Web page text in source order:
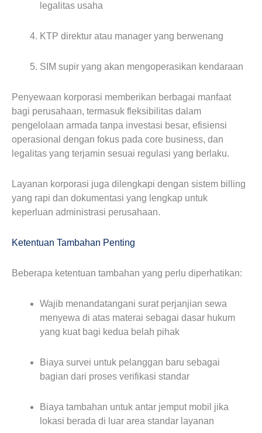
legalitas usaha
KTP direktur atau manager yang berwenang
SIM supir yang akan mengoperasikan kendaraan
Penyewaan korporasi memberikan berbagai manfaat
bagi perusahaan, termasuk fleksibilitas dalam
pengelolaan armada tanpa investasi besar, efisiensi
operasional dengan fokus pada core business, dan
legalitas yang terjamin sesuai regulasi yang berlaku.
Layanan korporasi juga dilengkapi dengan sistem billing
yang rapi dan dokumentasi yang lengkap untuk
keperluan administrasi perusahaan.
Ketentuan Tambahan Penting
Beberapa ketentuan tambahan yang perlu diperhatikan:
Wajib menandatangani surat perjanjian sewa
menyewa di atas materai sebagai dasar hukum
yang kuat bagi kedua belah pihak
Biaya survei untuk pelanggan baru sebagai
bagian dari proses verifikasi standar
Biaya tambahan untuk antar jemput mobil jika
lokasi berada di luar area standar layanan